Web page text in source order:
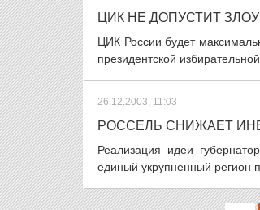
ЦИК НЕ ДОПУСТИТ
ЦИК России будет
президентской
26.12.2003, 11:03
РОССЕЛЬ СНИЖАЕТ
Реализация идеи
единый укрупненный регион